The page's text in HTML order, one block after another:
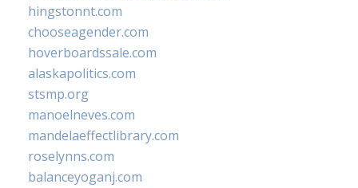
hingstonnt.com
chooseagender.com
hoverboardssale.com
alaskapolitics.com
stsmp.org
manoelneves.com
mandelaeffectlibrary.com
roselynns.com
balanceyoganj.com